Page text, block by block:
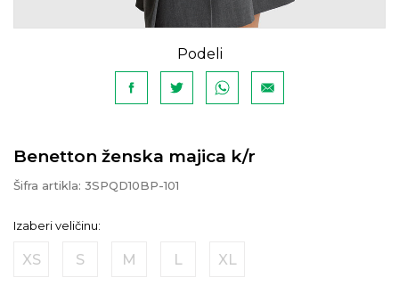
Podeli
Benetton ženska majica k/r
Šifra artikla: 3SPQD10BP-101
Izaberi veličinu:
XS S M L XL